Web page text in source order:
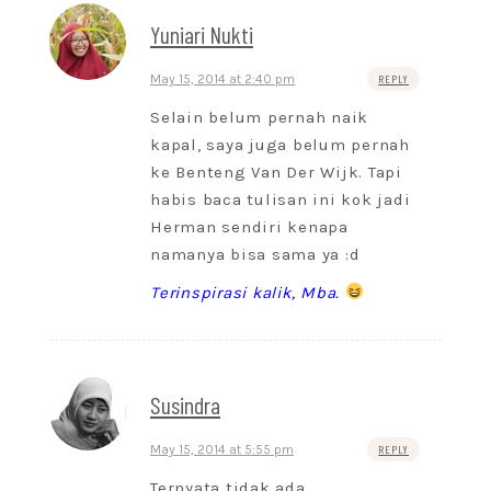
Yuniari Nukti
May 15, 2014 at 2:40 pm REPLY
Selain belum pernah naik
kapal, saya juga belum pernah
ke Benteng Van Der Wijk. Tapi
habis baca tulisan ini kok jadi
Herman sendiri kenapa
namanya bisa sama ya :d
Terinspirasi kalik, Mba.
Susindra
May 15, 2014 at 5:55 pm REPLY